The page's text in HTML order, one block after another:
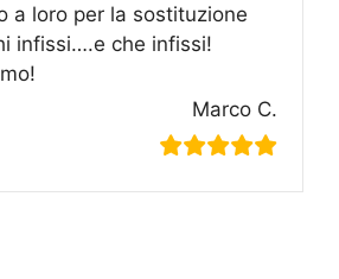
a loro per la sostituzione
infissi….e che infissi!
Marco C.